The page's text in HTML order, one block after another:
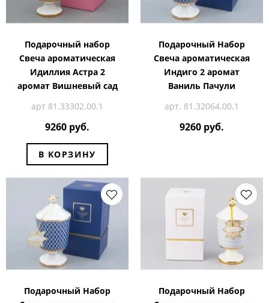
Подарочный набор
Свеча ароматическая
Идиллия Астра 2
аромат Вишневый сад
арт 81.33302.00.1
9260 руб.
В КОРЗИНУ
Подарочный Набор
Свеча ароматическая
Индиго 2 аромат
Ваниль Пачули
арт. 81.32064.00.1
9260 руб.
Подарочный Набор
Подарочный Набор